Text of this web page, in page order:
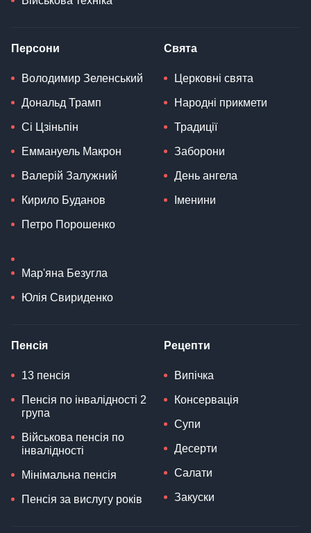
Персони
Володимир Зеленський
Дональд Трамп
Сі Цзіньпін
Еммануель Макрон
Валерій Залужний
Кирило Буданов
Петро Порошенко
Мар'яна Безугла
Юлія Свириденко
Свята
Церковні свята
Народні прикмети
Традиції
Заборони
День ангела
Іменини
Пенсія
13 пенсія
Пенсія по інвалідності 2
група
Військова пенсія по
інвалідності
Мінімальна пенсія
Пенсія за вислугу років
Рецепти
Випічка
Консервація
Супи
Десерти
Салати
Закуски